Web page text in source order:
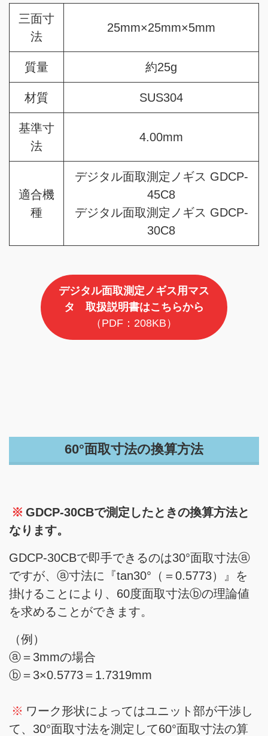
三面寸
法
25mm×25mm×5mm
質量 約25g
材質 SUS304
基準寸
法
4.00mm
適合機
種
デジタル面取測定ノギス GDCP-
45C8
デジタル面取測定ノギス GDCP-
30C8
デジタル面取測定ノギス用マス
タ 取扱説明書はこちらから
（PDF：208KB）
60°面取寸法の換算方法
※ GDCP-30CBで測定したときの換算方法と
なります。
GDCP-30CBで即手できるのは30°面取寸法ⓐ
ですが、ⓐ寸法に『tan30°（＝0.5773）』を
掛けることにより、60度面取寸法ⓑの理論値
を求めることができます。
（例）
ⓐ＝3mmの場合
ⓑ＝3×0.5773＝1.7319mm
※ ワーク形状によってはユニット部が干渉し
て、30°面取寸法を測定して60°面取寸法の算